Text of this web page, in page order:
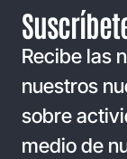
Recibe las
nuestros
sobre
medio de